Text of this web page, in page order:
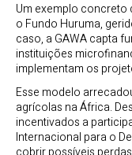
Um exemplo concreto
o Fundo Huruma,
caso, a GAWA capta
instituições
implementam os
Esse modelo
agrícolas na África.
incentivados a
Internacional para o